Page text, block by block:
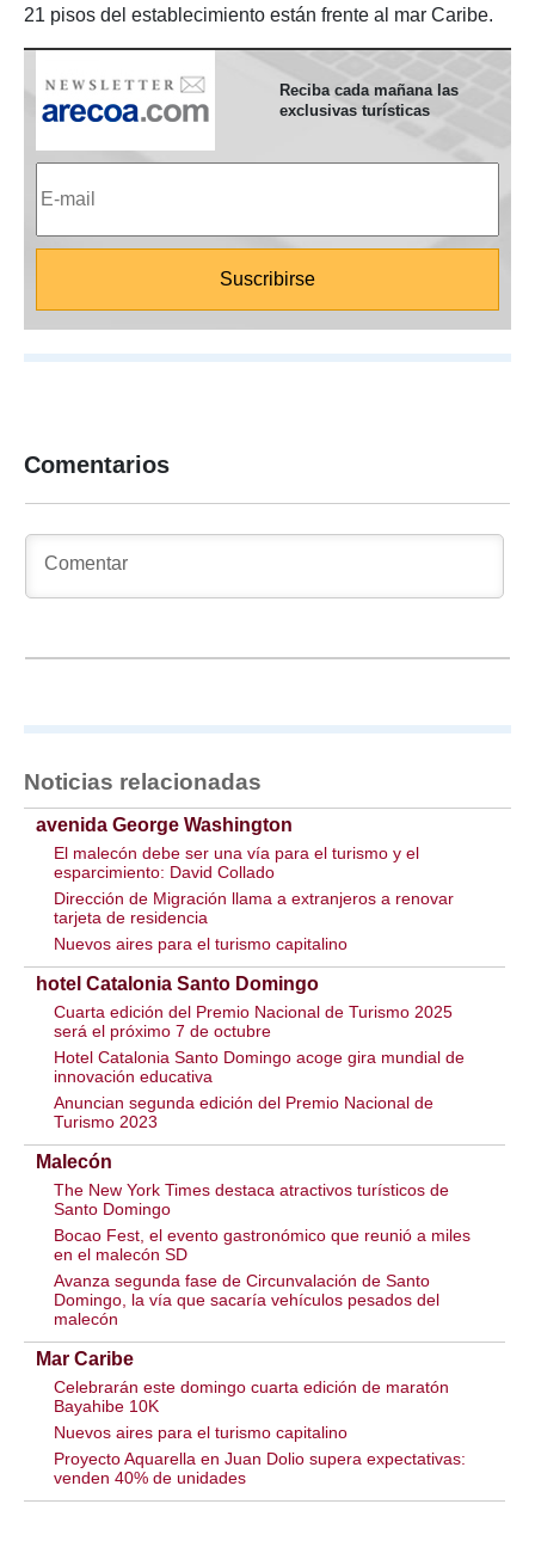
21 pisos del establecimiento están frente al mar Caribe.
Reciba cada mañana las
exclusivas turísticas
Comentarios
Noticias relacionadas
avenida George Washington
El malecón debe ser una vía para el turismo y el
esparcimiento: David Collado
Dirección de Migración llama a extranjeros a renovar
tarjeta de residencia
Nuevos aires para el turismo capitalino
hotel Catalonia Santo Domingo
Cuarta edición del Premio Nacional de Turismo 2025
será el próximo 7 de octubre
Hotel Catalonia Santo Domingo acoge gira mundial de
innovación educativa
Anuncian segunda edición del Premio Nacional de
Turismo 2023
Malecón
The New York Times destaca atractivos turísticos de
Santo Domingo
Bocao Fest, el evento gastronómico que reunió a miles
en el malecón SD
Avanza segunda fase de Circunvalación de Santo
Domingo, la vía que sacaría vehículos pesados del
malecón
Mar Caribe
Celebrarán este domingo cuarta edición de maratón
Bayahibe 10K
Nuevos aires para el turismo capitalino
Proyecto Aquarella en Juan Dolio supera expectativas:
venden 40% de unidades